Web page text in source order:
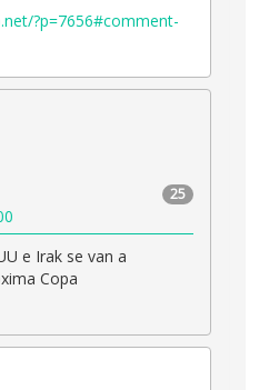
?p=7656#comment-
25
e Irak se van a
Copa